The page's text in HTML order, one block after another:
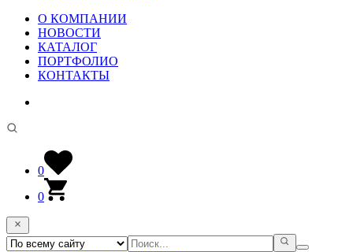
О КОМПАНИИ
НОВОСТИ
КАТАЛОГ
ПОРТФОЛИО
КОНТАКТЫ
0
0